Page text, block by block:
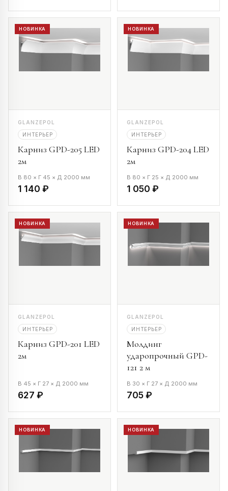
НОВИНКА
GLANZEPOL
ИНТЕРЬЕР
Карниз GPD-205 LED
2м
В 80 × Г 45 × Д 2000 мм
1 140 ₽
НОВИНКА
GLANZEPOL
ИНТЕРЬЕР
Карниз GPD-204 LED
2м
В 80 × Г 25 × Д 2000 мм
1 050 ₽
НОВИНКА
GLANZEPOL
ИНТЕРЬЕР
Карниз GPD-201 LED
2м
В 45 × Г 27 × Д 2000 мм
627 ₽
НОВИНКА
GLANZEPOL
ИНТЕРЬЕР
Молдинг
ударопрочный GPD-
121 2 м
В 30 × Г 27 × Д 2000 мм
705 ₽
НОВИНКА НОВИНКА